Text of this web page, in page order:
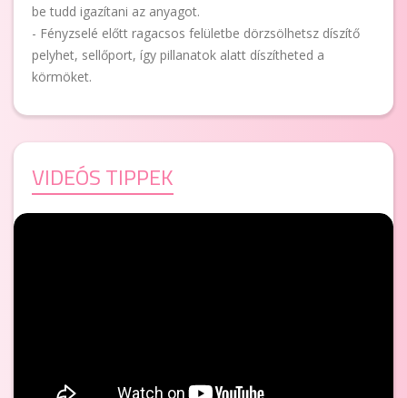
be tudd igazítani az anyagot.
- Fényzselé előtt ragacsos felületbe dörzsölhetsz díszítő
pelyhet, sellőport, így pillanatok alatt díszítheted a
körmöket.
VIDEÓS TIPPEK